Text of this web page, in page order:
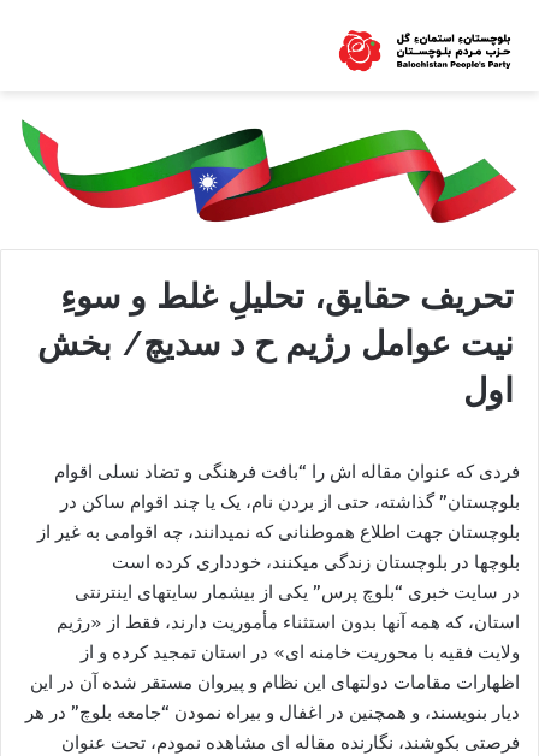
تحریف حقایق، تحلیلِ غلط و سوءِ
نیت عوامل رژیم ح د سدیچ/ بخش
اول
فردی که عنوان مقاله اش را “بافت فرهنگی و تضاد نسلی اقوام
بلوچستان” گذاشته، حتی از بردن نام، یک یا چند اقوام ساکن در
بلوچستان جهت اطلاع هموطنانی که نمیدانند، چه اقوامی به غیر از
بلوچها در بلوچستان زندگی میکنند، خودداری کرده است
در سایت خبری “بلوچ پرس” یکی از بیشمار سایتهای اینترنتی
استان، که همه آنها بدون استثناء مأموریت دارند، فقط از «رژیم
ولایت فقیه با محوریت خامنه ای» در استان تمجید کرده و از
اظهارات مقامات دولتهای این نظام و پیروان مستقر شده آن در این
دیار بنویسند، و همچنین در اغفال و بیراه نمودن “جامعه بلوچ” در هر
فرصتی بکوشند، نگارنده مقاله ای مشاهده نمودم، تحت عنوان